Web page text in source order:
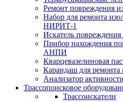
Ремонт повреждения
Набор для ремонта
НИРИТ-1
Искатель
Прибор нахождения
АНПИ
Кварцевазелиновая
Карандаш для
Анализатор
Трассопоисковое
Трассоискатели